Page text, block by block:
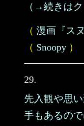
（→続きはク
（ 漫画『ス
（ Snoopy ）
29.
先入観や思
手もあるの